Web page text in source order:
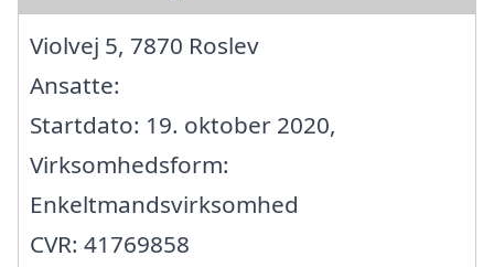
Violvej 5, 7870 Roslev
Ansatte:
Startdato: 19. oktober 2020,
Virksomhedsform:
Enkeltmandsvirksomhed
CVR: 41769858